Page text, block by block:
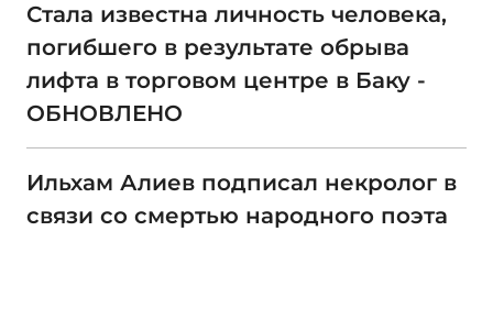
Стала известна личность человека,
погибшего в результате обрыва
лифта в торговом центре в Баку -
ОБНОВЛЕНО
Ильхам Алиев подписал некролог в
связи со смертью народного поэта